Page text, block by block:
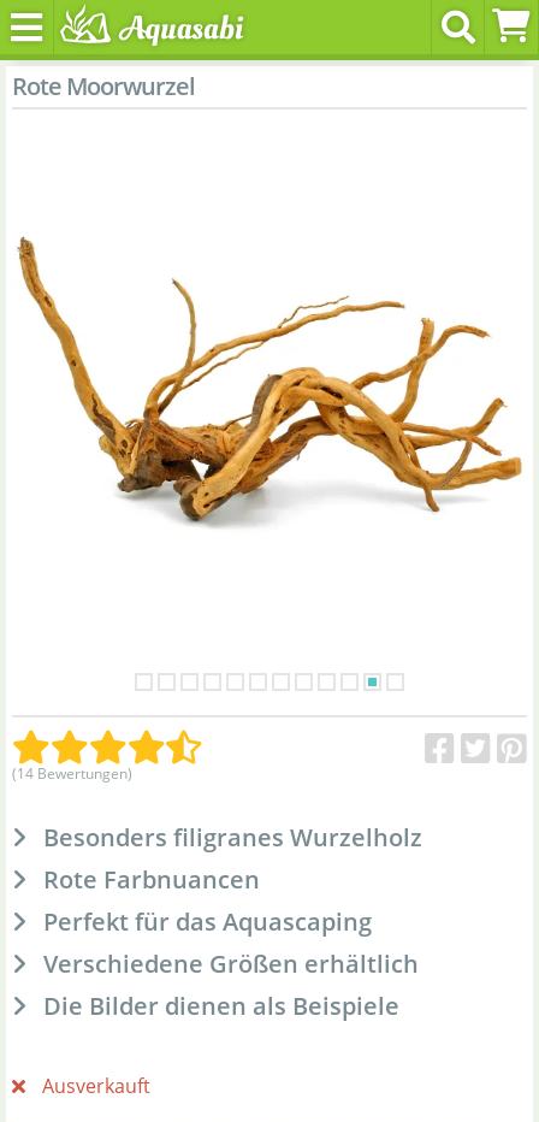
Rote Moorwurzel
(14 Bewertungen)
Besonders filigranes Wurzelholz
Rote Farbnuancen
Perfekt für das Aquascaping
Verschiedene Größen erhältlich
Die Bilder dienen als Beispiele
Ausverkauft